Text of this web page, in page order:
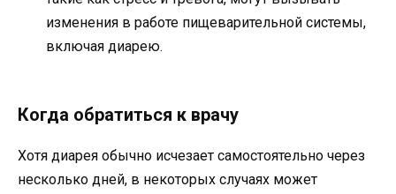
изменения в работе пищеварительной системы,
включая диарею.
Когда обратиться к врачу
Хотя диарея обычно исчезает самостоятельно через
несколько дней, в некоторых случаях может